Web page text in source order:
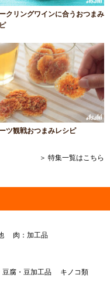
クリングワインに合うおつまみ
ツ観戦おつまみレシピ
＞ 特集一覧はこちら
肉：加工品
豆腐・豆加工品
キノコ類